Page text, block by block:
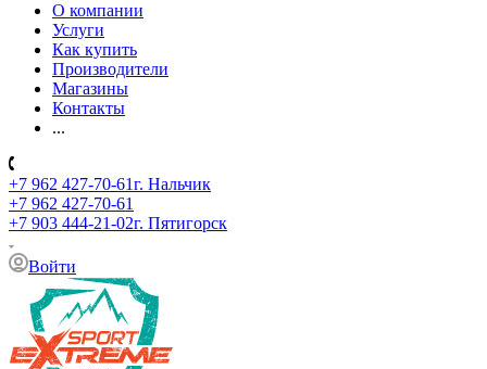
О компании
Услуги
Как купить
Производители
Магазины
Контакты
...
+7 962 427-70-61г. Нальчик
+7 962 427-70-61
+7 903 444-21-02г. Пятигорск
Войти